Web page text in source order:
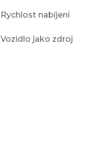
Rychlost nabíjení
Vozidlo jako zdroj